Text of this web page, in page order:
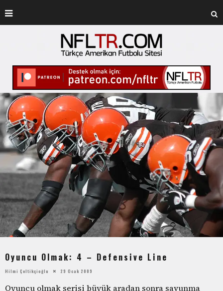
Oyuncu Olmak: 4 – Defensive Line
Hilmi Çeltikçioğlu 29 Ocak 2009
Oyuncu olmak serisi büyük aradan sonra savunma